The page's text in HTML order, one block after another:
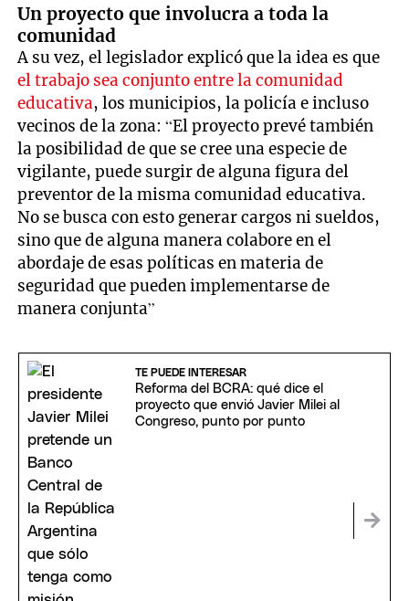
Un proyecto que involucra a toda la
comunidad
A su vez, el legislador explicó que la idea es que
el trabajo sea conjunto entre la comunidad
educativa, los municipios, la policía e incluso
vecinos de la zona: “El proyecto prevé también
la posibilidad de que se cree una especie de
vigilante, puede surgir de alguna figura del
preventor de la misma comunidad educativa.
No se busca con esto generar cargos ni sueldos,
sino que de alguna manera colabore en el
abordaje de esas políticas en materia de
seguridad que pueden implementarse de
manera conjunta”
TE PUEDE INTERESAR
Reforma del BCRA: qué dice el
proyecto que envió Javier Milei al
Congreso, punto por punto